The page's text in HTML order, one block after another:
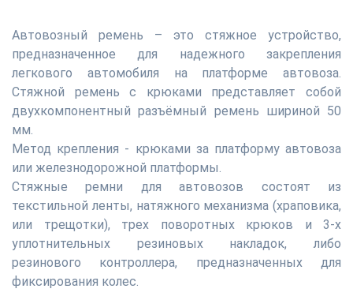
Автовозный ремень – это стяжное устройство,
предназначенное для надежного закрепления
легкового автомобиля на платформе автовоза.
Стяжной ремень с крюками представляет собой
двухкомпонентный разъёмный ремень шириной 50
мм.
Метод крепления - крюками за платформу автовоза
или железнодорожной платформы.
Стяжные ремни для автовозов состоят из
текстильной ленты, натяжного механизма (храповика,
или трещотки), трех поворотных крюков и 3-х
уплотнительных резиновых накладок, либо
резинового контроллера, предназначенных для
фиксирования колес.